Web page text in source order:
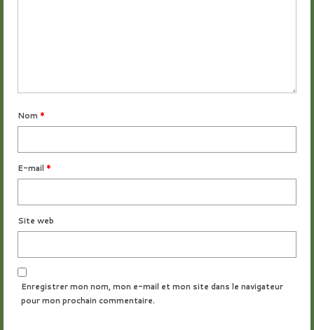
Nom *
E-mail *
Site web
Enregistrer mon nom, mon e-mail et mon site dans le navigateur
pour mon prochain commentaire.